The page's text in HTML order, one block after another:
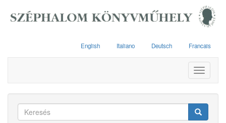
English Italiano Deutsch Francais
Toggle
Keresés